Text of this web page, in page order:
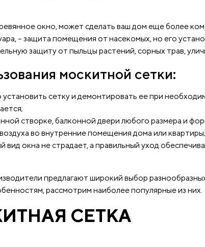
окно, может сделать ваш дом еще более
– защита помещения от насекомых, но его
защиту от пыльцы растений, сорных трав,
москитной сетки:
сетку и демонтировать ее при
створке, балконной двери любого размера и
во внутренние помещения дома или квартиры;
окна не страдает, а правильный уход
предлагают широкий выбор
рассмотрим наиболее популярные из них.
СЕТКА